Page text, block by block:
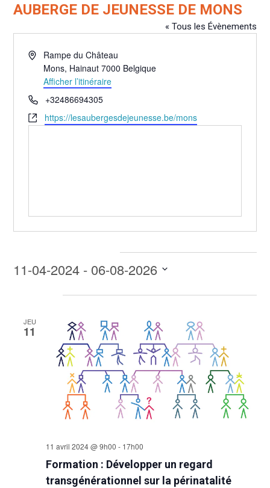
AUBERGE DE JEUNESSE DE MONS
« Tous les Évènements
AdresseRampe du Château
Mons, Hainaut 7000 Belgique
Afficher l’itinéraire
Téléphone
+32486694305
Site
web
https://lesaubergesdejeunesse.be/mons
11-04-2024 - 06-08-2026
JEU
11
Formation : Développer un regard
transgénérationnel sur la périnatalité
11 avril 2024 @ 9h00 - 17h00